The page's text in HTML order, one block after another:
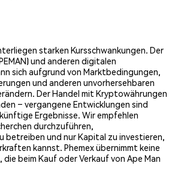
starken Kursschwankungen. Der
und anderen digitalen
sich aufgrund von Marktbedingungen,
und anderen unvorhersehbaren
Der Handel mit Kryptowährungen
– vergangene Entwicklungen sind
Ergebnisse. Wir empfehlen
durchzuführen,
betreiben und nur Kapital zu investieren,
kannst. Phemex übernimmt keine
beim Kauf oder Verkauf von Ape Man